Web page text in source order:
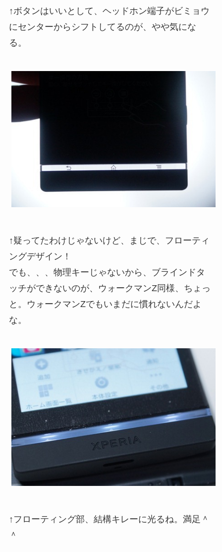
↑ボタンはいいとして、ヘッドホン端子がビミョウ
にセンターからシフトしてるのが、やや気にな
る。
↑疑ってたわけじゃないけど、まじで、フローティ
ングデザイン！
でも、、、物理キーじゃないから、ブラインドタ
ッチができないのが、ウォークマンZ同様、ちょっ
と。ウォークマンZでもいまだに慣れないんだよ
な。
↑フローティング部、結構キレーに光るね。満足＾
＾